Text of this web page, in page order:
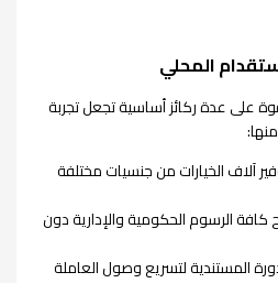
المحلي
على عدة ركائز أساسية تجعل تجربة
آلاف الخيارات من جنسيات مختلفة
كافة الرسوم الحكومية والإدارية دون
المستندية لتسريع وصول العاملة